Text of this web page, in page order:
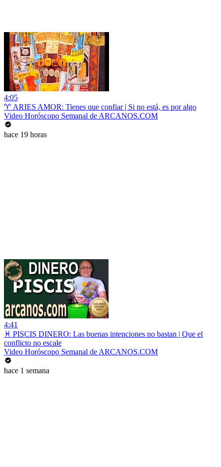
4:05
♈ ARIES AMOR: Tienes que confiar | Si no está, es por algo
Video Horóscopo Semanal de ARCANOS.COM
hace 19 horas
4:41
♓ PISCIS DINERO: Las buenas intenciones no bastan | Que el
conflicto no escale
Video Horóscopo Semanal de ARCANOS.COM
hace 1 semana